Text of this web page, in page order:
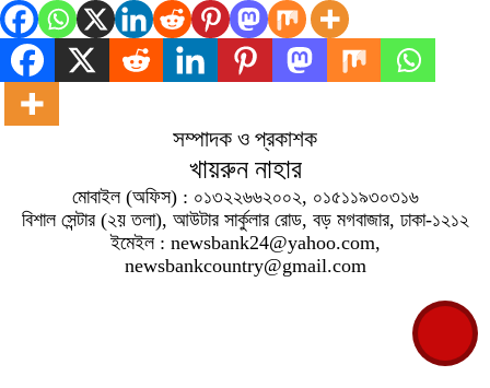
সম্পাদক ও প্রকাশক
খায়রুন নাহার
মোবাইল (অফিস) : ০১৩২২৬৬২০০২, ০১৫১১৯৩০৩১৬
বিশাল সেন্টার (২য় তলা), আউটার সার্কুলার রোড, বড় মগবাজার, ঢাকা-১২১২
ইমেইল : newsbank24@yahoo.com,
newsbankcountry@gmail.com